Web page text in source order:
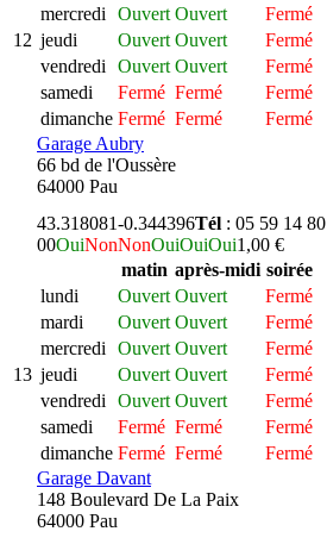
12
mercredi Ouvert Ouvert
Fermé
jeudi
Ouvert Ouvert
Fermé
vendredi
Ouvert Ouvert
Fermé
samedi
Fermé Fermé
Fermé
dimanche Fermé Fermé
Fermé
Garage Aubry
66 bd de l'Oussère
64000 Pau
13
43.318081-0.344396Tél : 05 59 14 80
00OuiNonNonOuiOuiOui1,00 €
matin après-midi soirée
lundi
Ouvert Ouvert
Fermé
mardi
Ouvert Ouvert
Fermé
mercredi
Ouvert Ouvert
Fermé
jeudi
Ouvert Ouvert
Fermé
vendredi
Ouvert Ouvert
Fermé
samedi
Fermé Fermé
Fermé
dimanche Fermé Fermé
Fermé
Garage Davant
148 Boulevard De La Paix
64000 Pau